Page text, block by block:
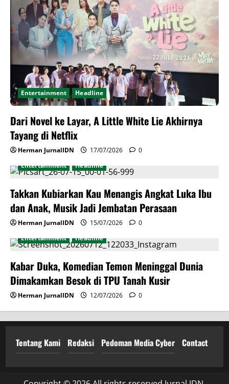
Entertainment Headline
Dari Novel ke Layar, A Little White Lie Akhirnya
Tayang di Netflix
Herman JurnalIDN 17/07/2026
0
Entertainment
Headline
Takkan Kubiarkan Kau Menangis Angkat Luka Ibu
dan Anak, Musik Jadi Jembatan Perasaan
Herman JurnalIDN 15/07/2026
0
Entertainment
Headline
Kabar Duka, Komedian Temon Meninggal Dunia
Dimakamkan Besok di TPU Tanah Kusir
Herman JurnalIDN 12/07/2026 0
Tentang Kami Redaksi Pedoman Media Cyber Contact